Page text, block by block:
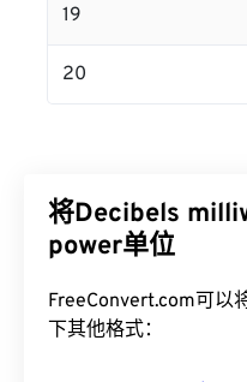
19
20
将Decibels
power单位
FreeConvert.com可以
下其他格式：